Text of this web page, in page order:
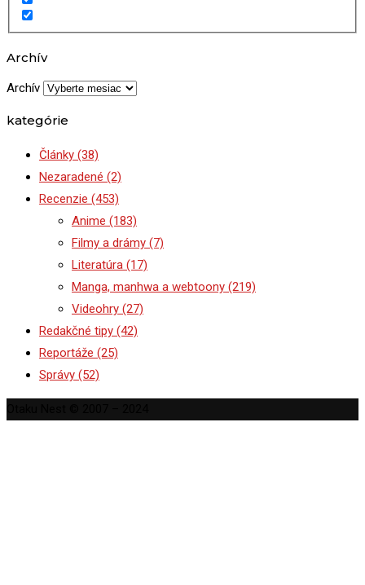
Archív
Archív
kategórie
Články (38)
Nezaradené (2)
Recenzie (453)
Anime (183)
Filmy a drámy (7)
Literatúra (17)
Manga, manhwa a webtoony (219)
Videohry (27)
Redakčné tipy (42)
Reportáže (25)
Správy (52)